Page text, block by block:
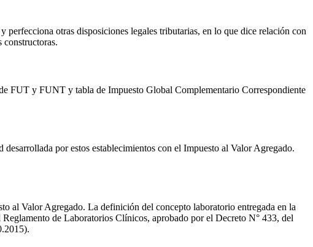
otras disposiciones legales tributarias, en lo que dice relación con
FUT y FUNT y tabla de Impuesto Global Complementario Correspondiente
por estos establecimientos con el Impuesto al Valor Agregado.
al Valor Agregado. La definición del concepto laboratorio entregada en la
de Laboratorios Clínicos, aprobado por el Decreto N° 433, del